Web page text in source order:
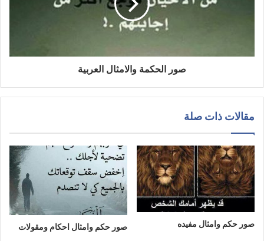
صور الحكمة والامثال العربية
مقالات ذات صلة
صور حكم وامثال مفيده صور حكم وامثال احكام ومقولات